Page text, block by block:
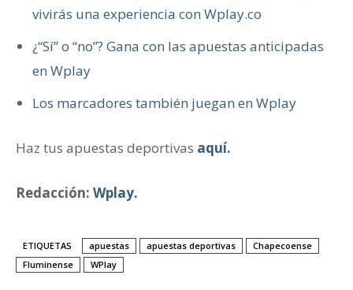
vivirás una experiencia con Wplay.co
¿“Sí” o “no”? Gana con las apuestas anticipadas
en Wplay
Los marcadores también juegan en Wplay
Haz tus apuestas deportivas aquí.
Redacción: Wplay.
ETIQUETAS apuestas apuestas deportivas
Chapecoense
Fluminense
WPlay